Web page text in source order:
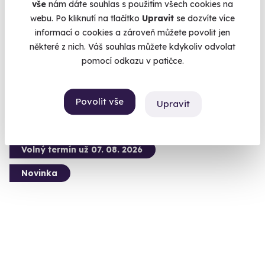
vše nám dáte souhlas s použitím všech cookies na
webu. Po kliknutí na tlačítko Upravit se dozvíte více
informací o cookies a zároveň můžete povolit jen
některé z nich. Váš souhlas můžete kdykoliv odvolat
pomocí odkazu v patičce.
Povolit vše Upravit
Jízda na motokárách pro rodiny
Praha (Pondělí - Pátek)
Volný termín už 07. 08. 2026
Novinka